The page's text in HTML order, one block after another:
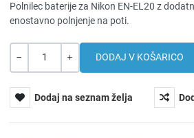
Polnilec baterije za Nikon EN-EL20 z
enostavno polnjenje na poti.
Dodaj na seznam želja